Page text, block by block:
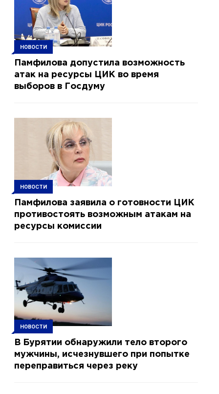
НОВОСТИ
Памфилова допустила возможность
атак на ресурсы ЦИК во время
выборов в Госдуму
НОВОСТИ
Памфилова заявила о готовности ЦИК
противостоять возможным атакам на
ресурсы комиссии
НОВОСТИ
В Бурятии обнаружили тело второго
мужчины, исчезнувшего при попытке
переправиться через реку